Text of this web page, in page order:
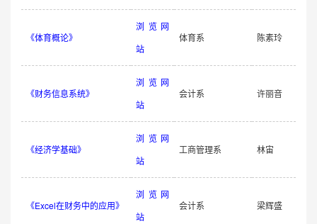
《体育概论》
浏览网
站
体育系 陈素玲
《财务信息系统》
浏览网
站
会计系 许丽音
《经济学基础》
浏览网
站
工商管理系 林宙
《Excel在财务中的应用》
浏览网
站
会计系 梁辉盛